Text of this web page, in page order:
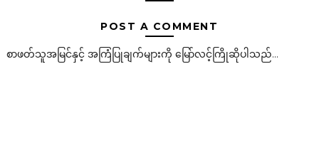
POST A COMMENT
စာဖတ်သူအမြင်နှင့် အကြံပြုချက်များကို မြော်လင့်ကြိုဆိုပါသည်...